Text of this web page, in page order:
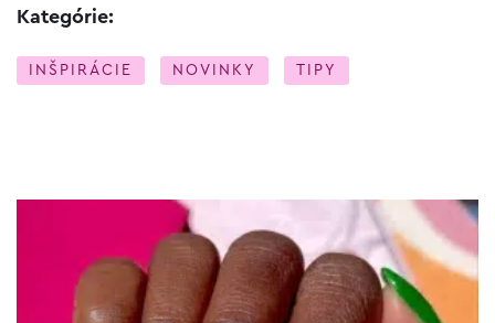
Kategórie:
INŠPIRÁCIE NOVINKY TIPY